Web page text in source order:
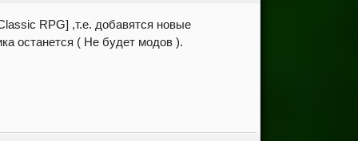
RPG] ,т.е. добавятся новые
останется ( Не будет модов ).